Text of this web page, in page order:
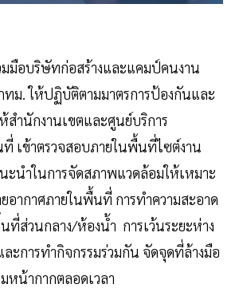
มมือบริษัทก่อสร้างและแคมป์คนงาน
ม. ให้ปฏิบัติตามมาตรการป้องกันและ
สำนักงานเขตและศูนย์บริการ
เข้าตรวจสอบภายในพื้นที่ไซต์งาน
ะนำในการจัดสภาพแวดล้อมให้เหมาะ
อากาศภายในพื้นที่ การทำความสะอาด
ที่ส่วนกลาง/ห้องน้ำ การเว้นระยะห่าง
ะการทำกิจกรรมร่วมกัน จัดจุดที่ล้างมือ
หน้ากากตลอดเวลา